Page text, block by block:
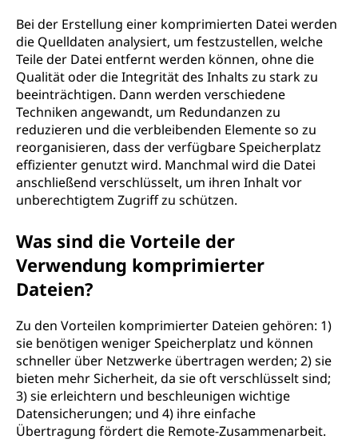
Bei der Erstellung einer komprimierten Datei werden
die Quelldaten analysiert, um festzustellen, welche
Teile der Datei entfernt werden können, ohne die
Qualität oder die Integrität des Inhalts zu stark zu
beeinträchtigen. Dann werden verschiedene
Techniken angewandt, um Redundanzen zu
reduzieren und die verbleibenden Elemente so zu
reorganisieren, dass der verfügbare Speicherplatz
effizienter genutzt wird. Manchmal wird die Datei
anschließend verschlüsselt, um ihren Inhalt vor
unberechtigtem Zugriff zu schützen.
Was sind die Vorteile der
Verwendung komprimierter
Dateien?
Zu den Vorteilen komprimierter Dateien gehören: 1)
sie benötigen weniger Speicherplatz und können
schneller über Netzwerke übertragen werden; 2) sie
bieten mehr Sicherheit, da sie oft verschlüsselt sind;
3) sie erleichtern und beschleunigen wichtige
Datensicherungen; und 4) ihre einfache
Übertragung fördert die Remote-Zusammenarbeit.